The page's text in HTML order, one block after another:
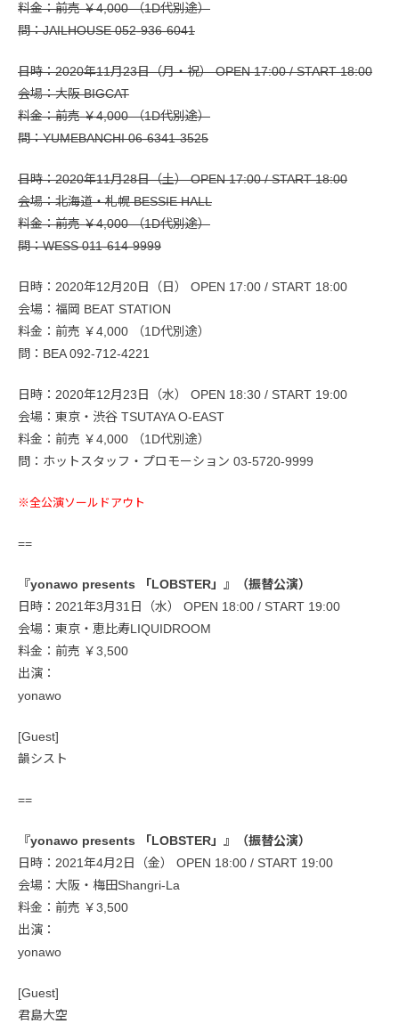
料金：前売 ￥4,000 （1D代別途）
問：JAILHOUSE 052-936-6041
日時：2020年11月23日（月・祝） OPEN 17:00 / START 18:00
会場：大阪 BIGCAT
料金：前売 ￥4,000 （1D代別途）
問：YUMEBANCHI 06-6341-3525
日時：2020年11月28日（土） OPEN 17:00 / START 18:00
会場：北海道・札幌 BESSIE HALL
料金：前売 ￥4,000 （1D代別途）
問：WESS 011-614-9999
日時：2020年12月20日（日） OPEN 17:00 / START 18:00
会場：福岡 BEAT STATION
料金：前売 ￥4,000 （1D代別途）
問：BEA 092-712-4221
日時：2020年12月23日（水） OPEN 18:30 / START 19:00
会場：東京・渋谷 TSUTAYA O-EAST
料金：前売 ￥4,000 （1D代別途）
問：ホットスタッフ・プロモーション 03-5720-9999
※全公演ソールドアウト
==
『yonawo presents 「LOBSTER」』（振替公演）
日時：2021年3月31日（水） OPEN 18:00 / START 19:00
会場：東京・恵比寿LIQUIDROOM
料金：前売 ￥3,500
出演：
yonawo
[Guest]
韻シスト
==
『yonawo presents 「LOBSTER」』（振替公演）
日時：2021年4月2日（金） OPEN 18:00 / START 19:00
会場：大阪・梅田Shangri-La
料金：前売 ￥3,500
出演：
yonawo
[Guest]
君島大空